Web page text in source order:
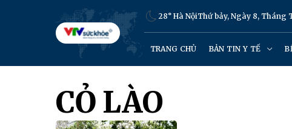
28° Hà NộiThứ bảy, Ngày 8, Tháng
TRANG CHỦ BẢN TIN Y TẾ
CỎ LÀO